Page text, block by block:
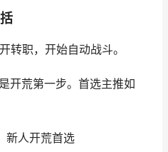
转职，开始自动战斗。
开荒第一步。首选主推如
新人开荒首选